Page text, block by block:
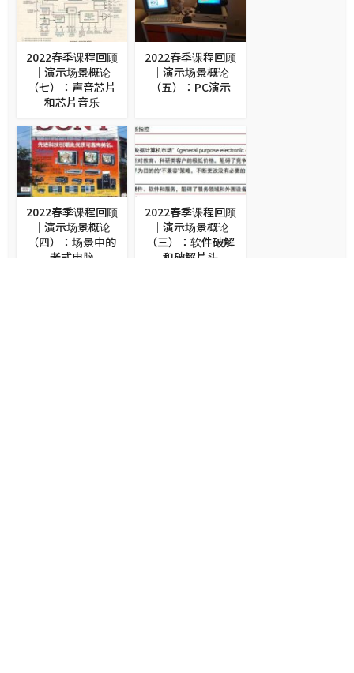
2022春季课程回顾
｜演示场景概论
（七）：声音芯片
和芯片音乐
2022春季课程回顾
｜演示场景概论
（五）：PC演示
2022春季课程回顾
｜演示场景概论
（四）：场景中的
老式电脑
2022春季课程回顾
｜演示场景概论
（三）：软件破解
和破解片头